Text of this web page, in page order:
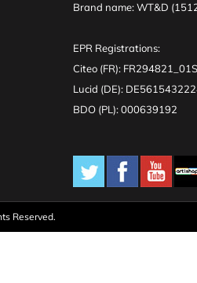
Brand name: WT&D
EPR Registrations:
Citeo (FR):
Lucid (DE):
BDO (PL): 000639192
Reserved.